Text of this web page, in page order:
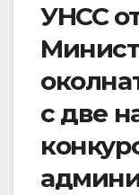
УНСС
с две